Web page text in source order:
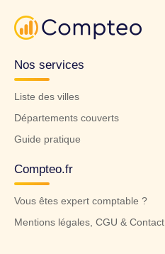
Nos services
Liste des villes
Départements couverts
Guide pratique
Compteo.fr
Vous êtes expert comptable ?
Mentions légales, CGU & Contact